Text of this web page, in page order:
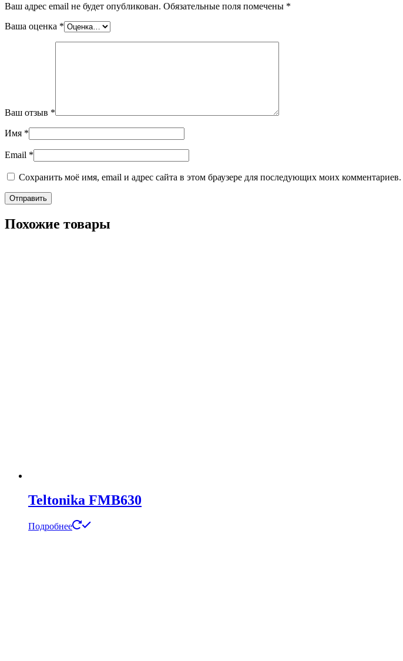
Ваш адрес email не будет опубликован. Обязательные поля помечены *
Ваша оценка *
Ваш отзыв *
Имя *
Email *
Сохранить моё имя, email и адрес сайта в этом браузере для последующих моих комментариев.
Похожие товары
Teltonika FMB630
Подробнее